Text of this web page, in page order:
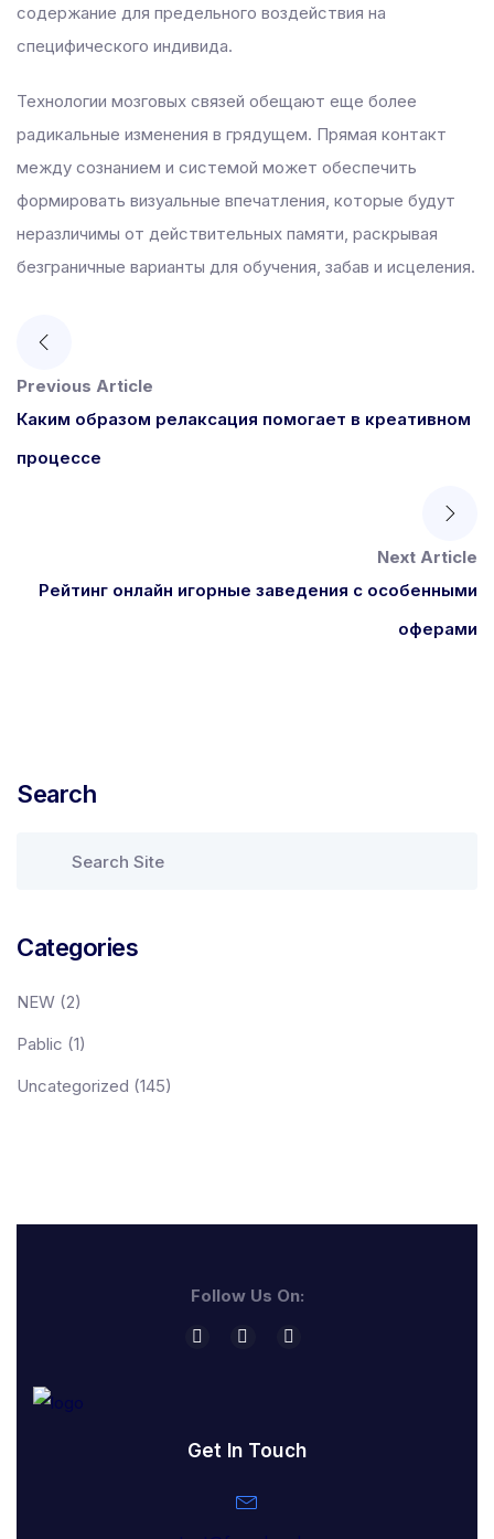
содержание для предельного воздействия на
специфического индивида.
Технологии мозговых связей обещают еще более
радикальные изменения в грядущем. Прямая контакт
между сознанием и системой может обеспечить
формировать визуальные впечатления, которые будут
неразличимы от действительных памяти, раскрывая
безграничные варианты для обучения, забав и исцеления.
Previous Article
Каким образом релаксация помогает в креативном
процессе
Next Article
Рейтинг онлайн игорные заведения с особенными
оферами
Search
Categories
NEW (2)
Pablic (1)
Uncategorized (145)
Follow Us On:
Get In Touch